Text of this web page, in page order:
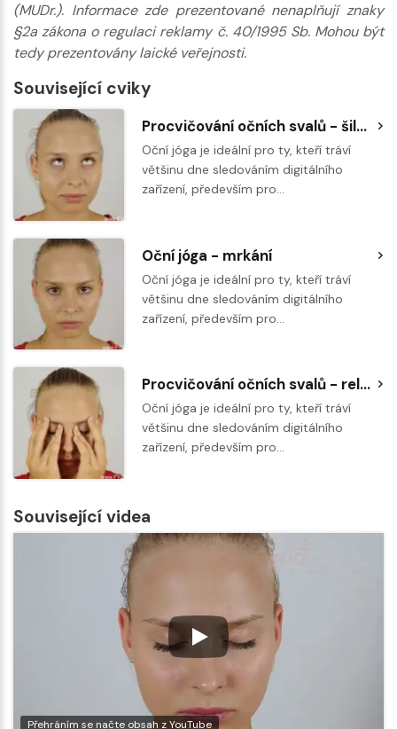
(MUDr.). Informace zde prezentované nenaplňují znaky
§2a zákona o regulaci reklamy č. 40/1995 Sb. Mohou být
tedy prezentovány laické veřejnosti.
Související cviky
Procvičování očních svalů - šilhání
Oční jóga je ideální pro ty, kteří tráví
většinu dne sledováním digitálního
zařízení, především pro…
Oční jóga - mrkání
Oční jóga je ideální pro ty, kteří tráví
většinu dne sledováním digitálního
zařízení, především pro…
Procvičování očních svalů - relaxace po cvičení
Oční jóga je ideální pro ty, kteří tráví
většinu dne sledováním digitálního
zařízení, především pro…
Související videa
Přehráním se načte obsah z YouTube